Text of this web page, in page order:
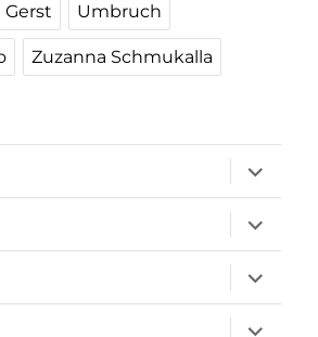
Gerst Umbruch
Zuzanna Schmukalla
öffnen
öffnen
öffnen